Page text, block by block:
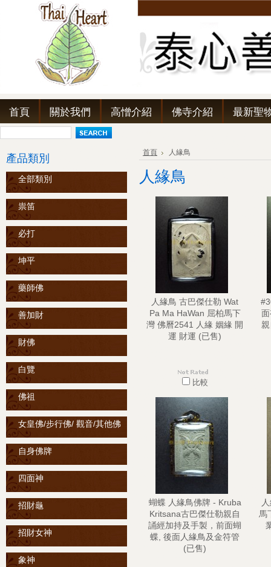
首頁 關於我們 高憎介紹 佛寺介紹 最新聖
產品類別
全部類別
祟笛
必打
坤平
藥師佛
善加財
財佛
白覽
佛祖
女皇佛/步行佛/ 觀音/其他佛
自身佛牌
四面神
招財龜
招財女神
象神
首頁 人緣鳥
人緣鳥
人緣鳥 古巴傑仕勒 Wat
Pa Ma HaWan 屈柏馬下
灣 佛曆2541 人緣 姻緣 開
運 財運 (已售)
比較
蝴蝶 人緣鳥佛牌 - Kruba
Kritsana古巴傑仕勒親自
誦經加持及手製，前面蝴
蝶, 後面人緣鳥及金符管
(已售)
馬